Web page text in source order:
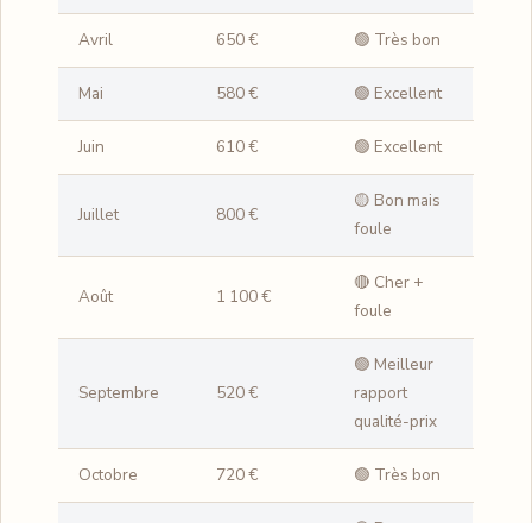
Avril 650 € 🟢 Très bon
Mai 580 € 🟢 Excellent
Juin 610 € 🟢 Excellent
Juillet 800 €
🟡 Bon mais
foule
Août 1 100 €
🔴 Cher +
foule
Septembre 520 €
🟢 Meilleur
rapport
qualité-prix
Octobre 720 € 🟢 Très bon